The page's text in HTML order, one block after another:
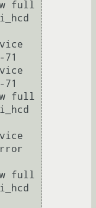
full
full
full